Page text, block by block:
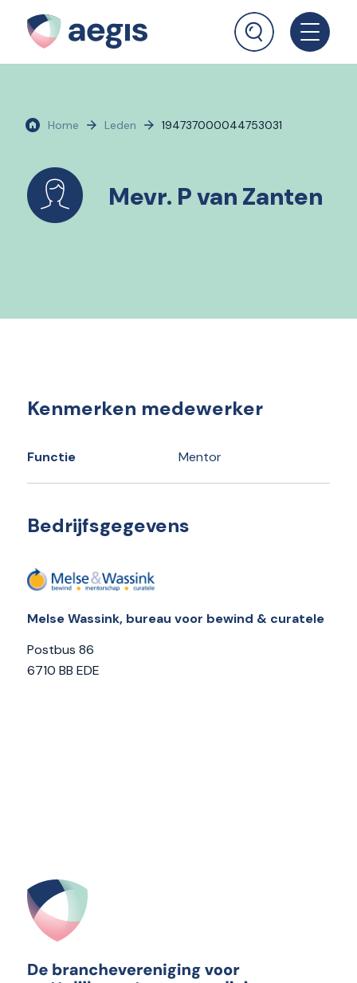
Home Leden 194737000044753031
Mevr. P van Zanten
Kenmerken medewerker
Functie Mentor
Bedrijfsgegevens
Melse Wassink, bureau voor bewind & curatele
Postbus 86
6710 BB EDE